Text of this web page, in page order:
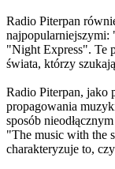
Radio Piterpan
"Night Express". Te
świata, którzy
Radio Piterpan, jako
propagowania
sposób
"The music with the
charakteryzuje to,